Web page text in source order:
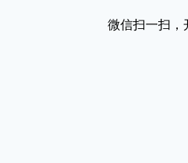
微信扫一扫，